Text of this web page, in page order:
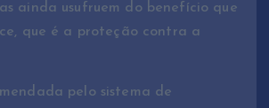
ainda usufruem do benefício que
que é a proteção contra a
pelo sistema de